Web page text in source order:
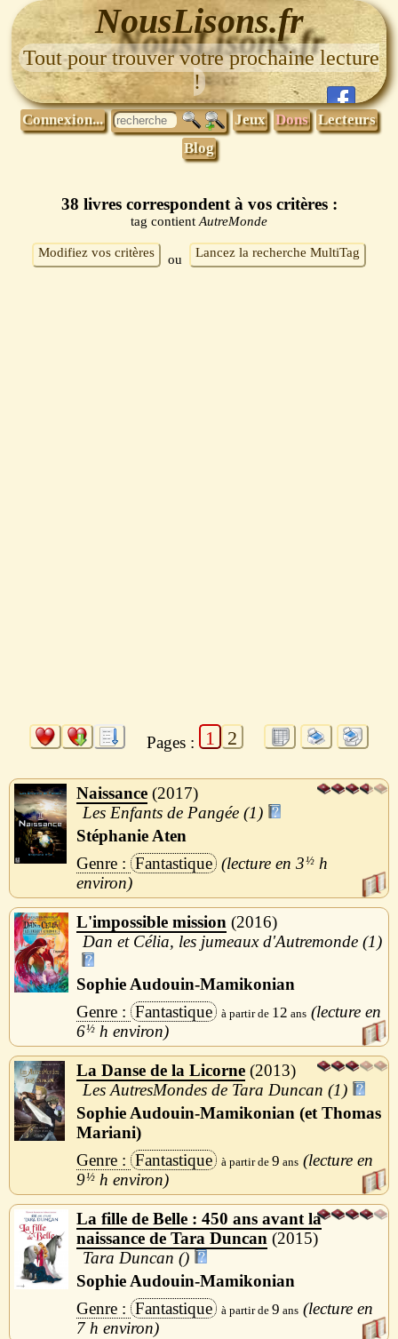
NousLisons.fr
Tout pour trouver votre prochaine lecture
!
Connexion... Jeux Dons Lecteurs
Blog
38 livres correspondent à vos critères :
tag contientAutreMonde
Modifiez vos critères ou Lancez la recherche MultiTag
Pages : 1 2
Naissance 2017
Les Enfants de Pangée (1)
Stéphanie Aten
Fantastique
3½ h
L'impossible mission
2016
Dan et Célia, les jumeaux d'Autremonde (1)
Sophie Audouin-Mamikonian
Fantastique
12
6½ h
La Danse de la Licorne 2013
Les AutresMondes de Tara Duncan (1)
Sophie Audouin-Mamikonian (et Thomas
Mariani)
Fantastique
9
9½ h
La fille de Belle : 450 ans avant la
naissance de Tara Duncan
2015
Tara Duncan ()
Sophie Audouin-Mamikonian
Fantastique
9
7 h